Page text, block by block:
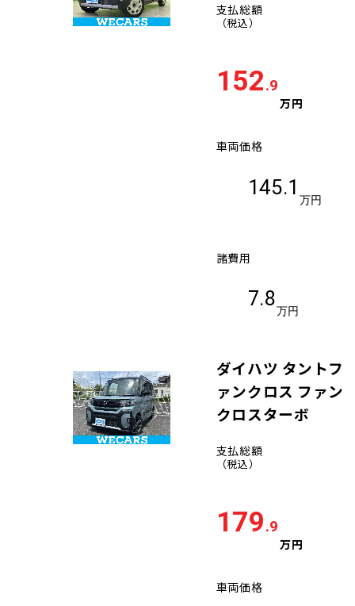
支払総額
（税込）
152.9
万円
車両価格
145.1
万円
諸費用
7.8
万円
ダイハツ タントフ
ァンクロス ファン
クロスターボ
支払総額
（税込）
179.9
万円
車両価格